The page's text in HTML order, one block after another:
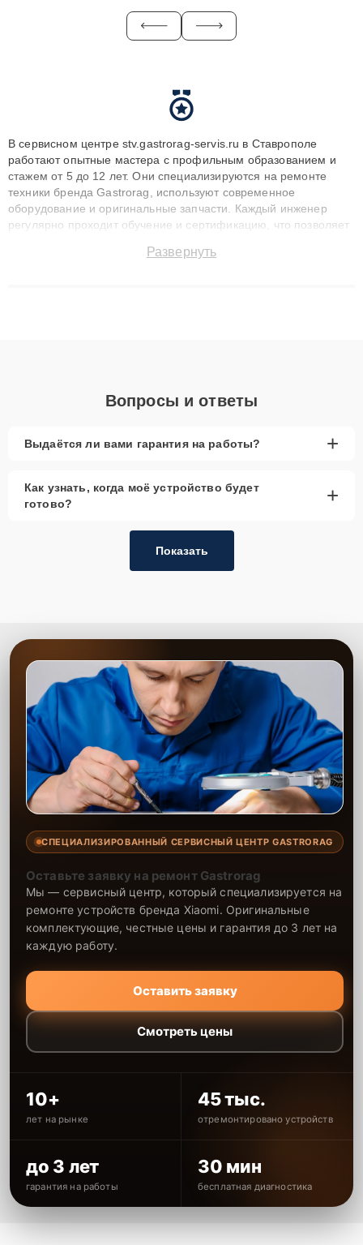
В сервисном центре stv.gastrorag-servis.ru в Ставрополе
работают опытные мастера с профильным образованием и
стажем от 5 до 12 лет. Они специализируются на ремонте
техники бренда Gastrorag, используют современное
оборудование и оригинальные запчасти. Каждый инженер
регулярно проходит обучение и сертификацию, что позволяет
технику с сохранением гарантии до 3 лет. Наши мастера
Развернуть
Вопросы и ответы
Выдаётся ли вами гарантия на работы? +
Как узнать, когда моё устройство будет
готово?
+
Показать
СПЕЦИАЛИЗИРОВАННЫЙ СЕРВИСНЫЙ ЦЕНТР GASTRORAG
Оставьте заявку на ремонт Gastrorag
Мы — сервисный центр, который специализируется на
ремонте устройств бренда Xiaomi. Оригинальные
комплектующие, честные цены и гарантия до 3 лет на
каждую работу.
Оставить заявку
Смотреть цены
10+
лет на рынке
45 тыс.
отремонтировано устройств
до 3 лет
гарантия на работы
30 мин
бесплатная диагностика